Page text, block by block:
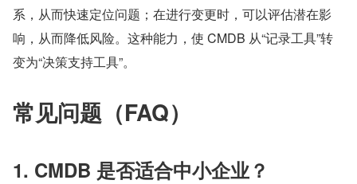
系，从而快速定位问题；在进行变更时，可以评估潜在影
响，从而降低风险。这种能力，使 CMDB 从“记录工具”转
变为“决策支持工具”。
常见问题（FAQ）
1. CMDB 是否适合中小企业？